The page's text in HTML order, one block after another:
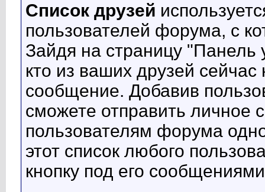
Список друзей
пользователей форума, с
Зайдя на страницу "Панель
кто из ваших друзей
сообщение. Добавив
сможете отправить личное
пользователям форума
этот список любого
кнопку под его